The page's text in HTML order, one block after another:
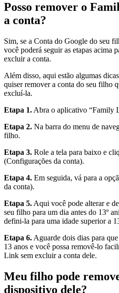
Posso remover o
a conta?
Sim, se a Conta do Google do seu
você poderá seguir as etapas acima
excluir a conta.
Além disso, aqui estão algumas
quiser remover a conta do seu filho
excluí-la.
Etapa 1. Abra o aplicativo “Family
Etapa 2. Na barra do menu de
filho.
Etapa 3. Role a tela para baixo e
(Configurações da conta).
Etapa 4. Em seguida, vá para a
da conta).
Etapa 5. Aqui você pode alterar e
seu filho para um dia antes do 13º
defini-la para uma idade superior a
Etapa 6. Aguarde dois dias para
13 anos e você possa removê-lo
Link sem excluir a conta dele.
Meu filho pode
dispositivo dele?